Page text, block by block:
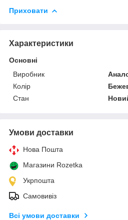
Приховати
Характеристики
Основні
Виробник
Колір
Стан
Умови доставки
Нова Пошта
Магазини Rozetka
Укрпошта
Самовивіз
Всі умови доставки